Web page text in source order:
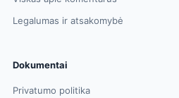
Legalumas ir atsakomybė
Dokumentai
Privatumo politika